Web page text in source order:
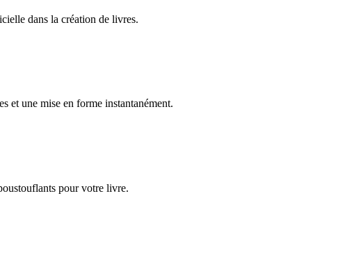
dans la création de livres.
et une mise en forme instantanément.
pour votre livre.